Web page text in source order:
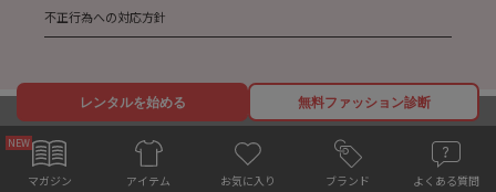
不正行為への対応方針
Copyright AnotherADdress All Rights Reserved.
マガジン アイテム お気に入り ブランド よくある質問
レンタルを始める 無料ファッション診断